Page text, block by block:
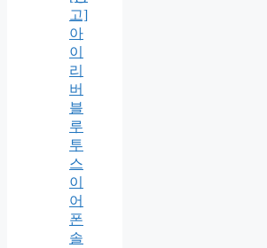
고]
아
이
리
버
블
루
투
스
이
어
폰
솔